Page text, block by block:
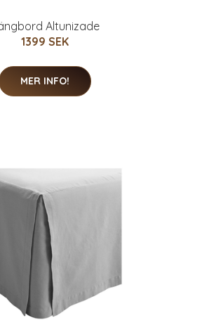
Altunizade
1399 SEK
MER INFO!